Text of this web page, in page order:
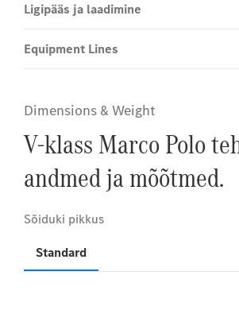
Ligipääs ja laadimine
Equipment Lines
Dimensions & Weight
V-klass Marco Polo
andmed ja mõõtmed.
Standard